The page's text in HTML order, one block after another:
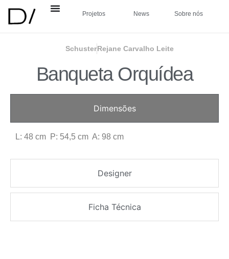
Projetos News Sobre nós
SchusterRejane Carvalho Leite
Banqueta Orquídea
Dimensões
Designer
Ficha Técnica
L: 48 cm P: 54,5 cm A: 98 cm